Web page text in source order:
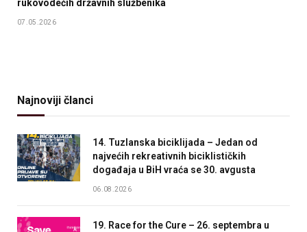
rukovodećih državnih službenika
07.05.2026
Najnoviji članci
14. Tuzlanska biciklijada – Jedan od
najvećih rekreativnih biciklističkih
događaja u BiH vraća se 30. avgusta
06.08.2026
19. Race for the Cure – 26. septembra u